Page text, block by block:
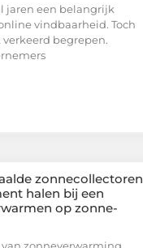
jaren een belangrijk
vindbaarheid. Toch
verkeerd begrepen.
zonnecollectoren
halen bij een
op zonne-